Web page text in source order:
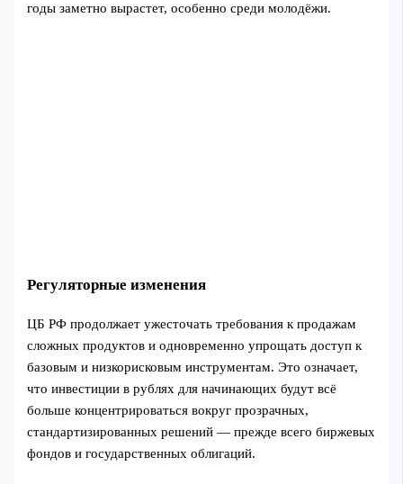
годы заметно вырастет, особенно среди молодёжи.
Регуляторные изменения
ЦБ РФ продолжает ужесточать требования к продажам
сложных продуктов и одновременно упрощать доступ к
базовым и низкорисковым инструментам. Это означает,
что инвестиции в рублях для начинающих будут всё
больше концентрироваться вокруг прозрачных,
стандартизированных решений — прежде всего биржевых
фондов и государственных облигаций.